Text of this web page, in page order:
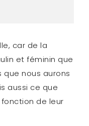
car de la
et féminin que
nous aurons
aussi ce que
de leur